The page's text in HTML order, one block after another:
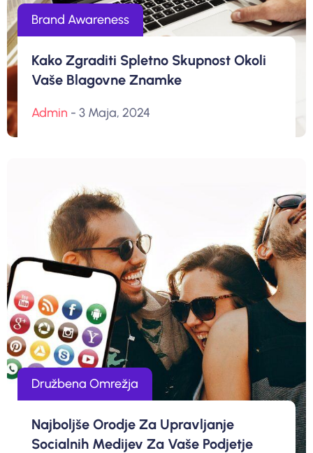
Brand Awareness
Kako Zgraditi Spletno Skupnost Okoli
Vaše Blagovne Znamke
Admin - 3 Maja, 2024
Družbena Omrežja
Najboljše Orodje Za Upravljanje
Socialnih Medijev Za Vaše Podjetje